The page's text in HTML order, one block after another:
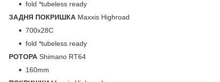
fold *tubeless ready
ЗАДНЯ ПОКРИШКА Maxxis Highroad
700x28C
fold *tubeless ready
РОТОРА Shimano RT64
160mm